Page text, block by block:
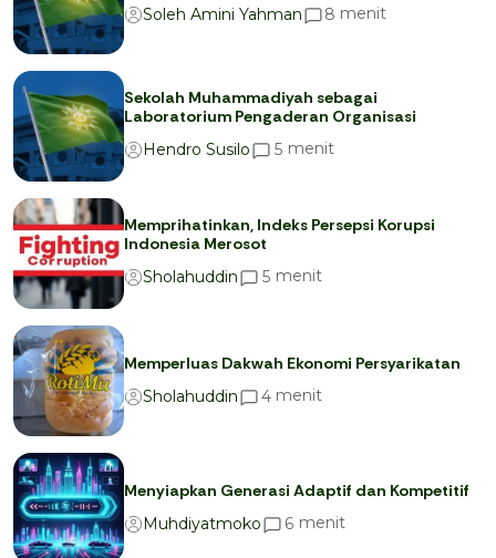
Soleh Amini Yahman
8 menit
Sekolah Muhammadiyah sebagai
Laboratorium Pengaderan Organisasi
Hendro Susilo
5 menit
Memprihatinkan, Indeks Persepsi Korupsi
Indonesia Merosot
Sholahuddin
5 menit
Memperluas Dakwah Ekonomi Persyarikatan
Sholahuddin
4 menit
Menyiapkan Generasi Adaptif dan Kompetitif
Muhdiyatmoko
6 menit